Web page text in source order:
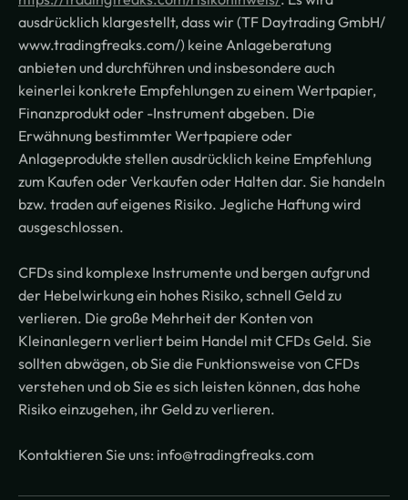
ausdrücklich klargestellt, dass wir (TF Daytrading GmbH/
www.tradingfreaks.com/) keine Anlageberatung
anbieten und durchführen und insbesondere auch
keinerlei konkrete Empfehlungen zu einem Wertpapier,
Finanzprodukt oder -Instrument abgeben. Die
Erwähnung bestimmter Wertpapiere oder
Anlageprodukte stellen ausdrücklich keine Empfehlung
zum Kaufen oder Verkaufen oder Halten dar. Sie handeln
bzw. traden auf eigenes Risiko. Jegliche Haftung wird
ausgeschlossen.
CFDs sind komplexe Instrumente und bergen aufgrund
der Hebelwirkung ein hohes Risiko, schnell Geld zu
verlieren. Die große Mehrheit der Konten von
Kleinanlegern verliert beim Handel mit CFDs Geld. Sie
sollten abwägen, ob Sie die Funktionsweise von CFDs
verstehen und ob Sie es sich leisten können, das hohe
Risiko einzugehen, ihr Geld zu verlieren.
Kontaktieren Sie uns: info@tradingfreaks.com